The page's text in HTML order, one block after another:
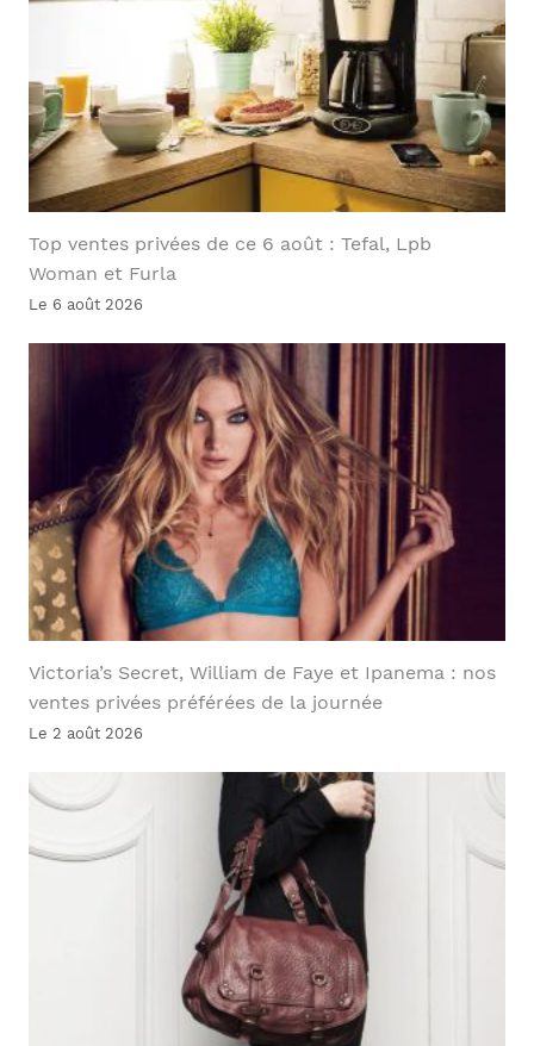
Top ventes privées de ce 6 août : Tefal, Lpb
Woman et Furla
Le 6 août 2026
Victoria’s Secret, William de Faye et Ipanema : nos
ventes privées préférées de la journée
Le 2 août 2026